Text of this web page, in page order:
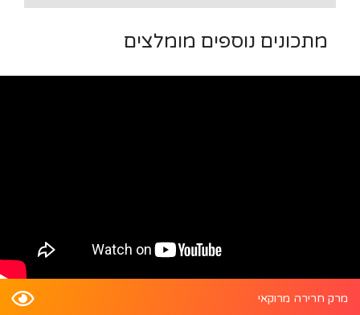
מתכונים נוספים מומלצים
מרק חרירה מרוקאי